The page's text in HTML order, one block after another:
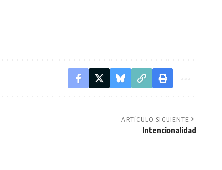
ARTÍCULO SIGUIENTE
Intencionalidad